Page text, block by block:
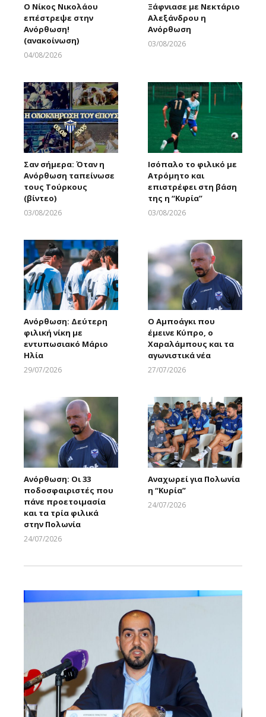
Ο Νίκος Νικολάου
επέστρεψε στην
Ανόρθωση!
(ανακοίνωση)
04/08/2026
Ξάφνιασε με Νεκτάριο
Αλεξάνδρου η
Ανόρθωση
03/08/2026
Σαν σήμερα: Όταν η
Ανόρθωση ταπείνωσε
τους Τούρκους
(βίντεο)
03/08/2026
Ισόπαλο το φιλικό με
Ατρόμητο και
επιστρέφει στη βάση
της η “Κυρία”
03/08/2026
Ανόρθωση: Δεύτερη
φιλική νίκη με
εντυπωσιακό Μάριο
Ηλία
29/07/2026
Ο Αμποάγκι που
έμεινε Κύπρο, ο
Χαραλάμπους και τα
αγωνιστικά νέα
27/07/2026
Ανόρθωση: Οι 33
ποδοσφαιριστές που
πάνε προετοιμασία
και τα τρία φιλικά
στην Πολωνία
24/07/2026
Αναχωρεί για Πολωνία
η “Κυρία”
24/07/2026